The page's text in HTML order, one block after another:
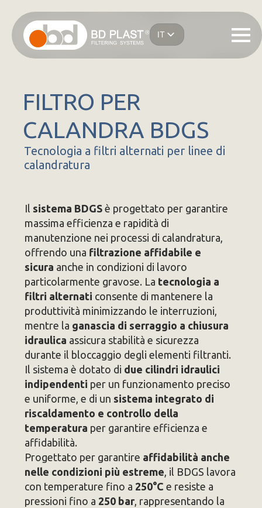
Salta
al
contenuto
principale
IT
ES
FILTRO PER
CALANDRA BDGS
Tecnologia a filtri alternati per linee di
calandratura
Il sistema BDGS è progettato per garantire
massima efficienza e rapidità di
manutenzione nei processi di calandratura,
offrendo una filtrazione affidabile e
sicura anche in condizioni di lavoro
particolarmente gravose. La tecnologia a
filtri alternati consente di mantenere la
produttività minimizzando le interruzioni,
mentre la ganascia di serraggio a chiusura
idraulica assicura stabilità e sicurezza
durante il bloccaggio degli elementi filtranti.
Il sistema è dotato di due cilindri idraulici
indipendenti per un funzionamento preciso
e uniforme, e di un sistema integrato di
riscaldamento e controllo della
temperatura per garantire efficienza e
affidabilità.
Progettato per garantire affidabilità anche
nelle condizioni più estreme, il BDGS lavora
con temperature fino a 250°C e resiste a
pressioni fino a 250 bar, rappresentando la